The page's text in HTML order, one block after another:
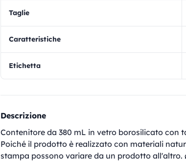
Taglie
Caratteristiche
Etichetta
Descrizione
Contenitore da 380 mL in vetro borosilicato con
Poiché il prodotto è realizzato con materiali
stampa possono variare da un prodotto all'altro.